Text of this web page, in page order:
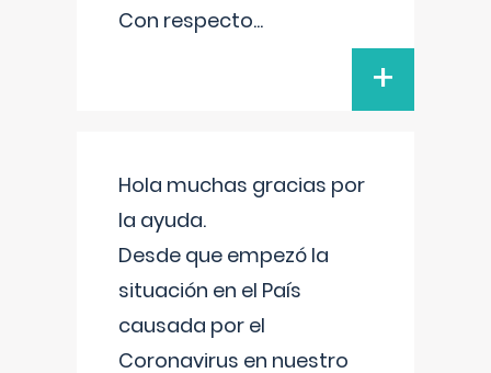
Con respecto...
+
Hola muchas gracias por
la ayuda.
Desde que empezó la
situación en el País
causada por el
Coronavirus en nuestro